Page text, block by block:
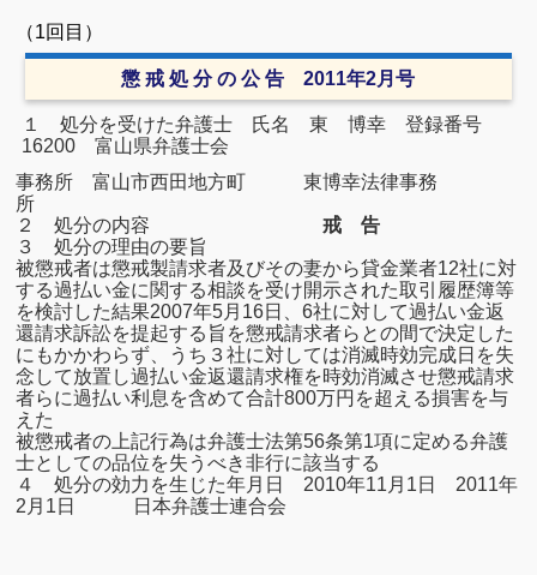
（1回目）
懲 戒 処 分 の 公 告 2011年2月号
１ 処分を受けた弁護士 氏名 東 博幸登録番号
16200 富山県弁護士会
事務所 富山市西田地方町 東博幸法律事務
所
２ 処分の内容
戒 告
３ 処分の理由の要旨
被懲戒者は懲戒製請求者及びその妻から貸金業者12社に対
する過払い金に関する相談を受け開示された取引履歴簿等
を検討した結果2007年5月16日、6社に対して過払い金返
還請求訴訟を提起する旨を懲戒請求者らとの間で決定 した
にもかかわらず、うち３社に対しては消滅時効完成日を失
念して放置し過払い金返還請求権を時効消滅させ懲戒請求
者らに過払い利息を含めて合計800万円を超える損害を与
えた
被懲戒者の上記行為は弁護士法第56条第1項に定める弁護
士としての品位を失うべき非行に該当する
４ 処分の効力を生じた年月日 2010年11月1日 2011年
2月1日 日本弁護士連合会